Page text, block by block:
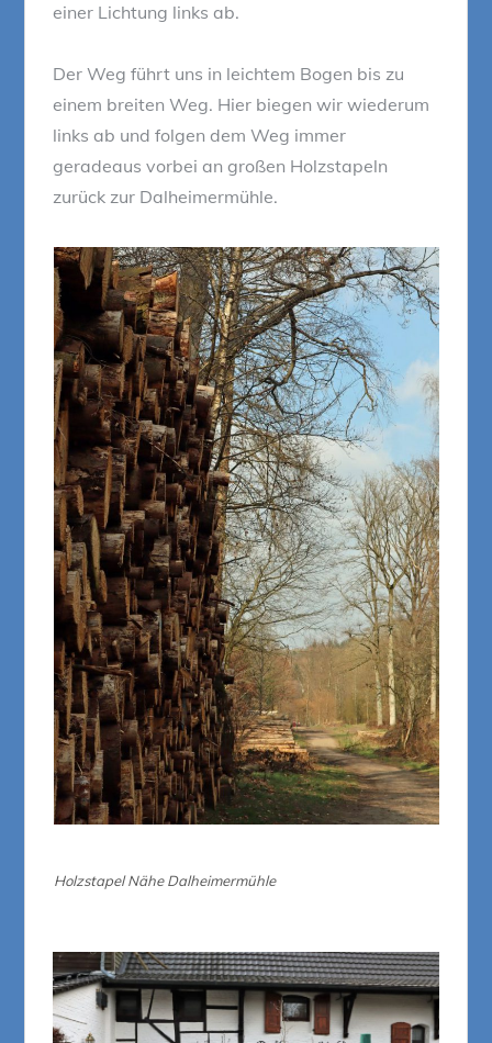
einer Lichtung links ab.
Der Weg führt uns in leichtem Bogen bis zu
einem breiten Weg. Hier biegen wir wiederum
links ab und folgen dem Weg immer
geradeaus vorbei an großen Holzstapeln
zurück zur Dalheimermühle.
Holzstapel Nähe Dalheimermühle